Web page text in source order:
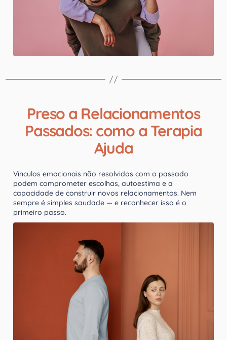
Preso a Relacionamentos
Passados: como a Terapia
Ajuda
Vínculos emocionais não resolvidos com o passado
podem comprometer escolhas, autoestima e a
capacidade de construir novos relacionamentos. Nem
sempre é simples saudade — e reconhecer isso é o
primeiro passo.